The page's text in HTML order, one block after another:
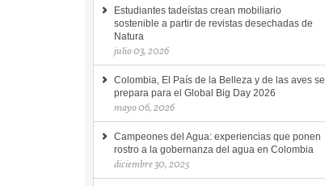
Estudiantes tadeístas crean mobiliario
sostenible a partir de revistas desechadas de
Natura
julio 03, 2026
Colombia, El País de la Belleza y de las aves se
prepara para el Global Big Day 2026
mayo 06, 2026
Campeones del Agua: experiencias que ponen
rostro a la gobernanza del agua en Colombia
diciembre 30, 2025